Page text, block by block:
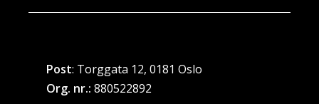
Post: Torggata 12, 0181 Oslo
Org. nr.: 880522892